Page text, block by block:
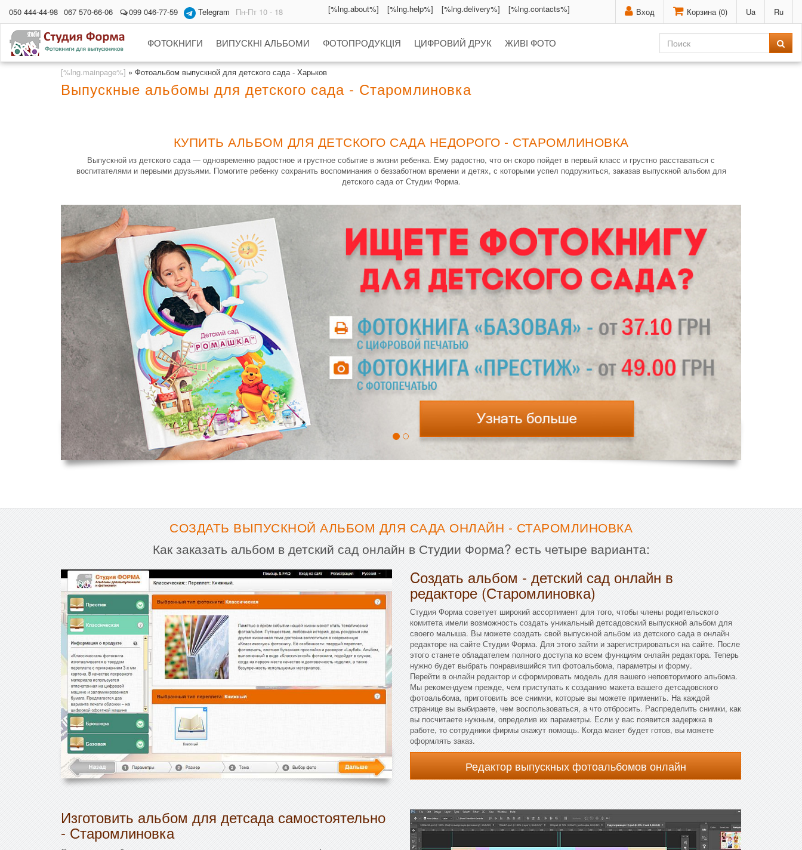
Вход Корзина (0) Ua Ru
050 444-44-98 067 570-66-06 099 046-77-59 Telegram Пн-Пт 10 - 18 [%lng.about%] [%lng.help%] [%lng.delivery%] [%lng.contacts%]
ФОТОКНИГИ ВИПУСКНІ АЛЬБОМИ ФОТОПРОДУКЦІЯ ЦИФРОВИЙ ДРУК ЖИВІ ФОТО
[%lng.mainpage%] » Фотоальбом выпускной для детского сада - Харьков
Выпускные альбомы для детского сада - Старомлиновка
КУПИТЬ АЛЬБОМ ДЛЯ ДЕТСКОГО САДА НЕДОРОГО - СТАРОМЛИНОВКА
Выпускной из детского сада — одновременно радостное и грустное событие в жизни ребенка. Ему радостно, что он скоро пойдет в первый класс и грустно расставаться с
воспитателями и первыми друзьями. Помогите ребенку сохранить воспоминания о беззаботном времени и детях, с которыми успел подружиться, заказав выпускной альбом для
детского сада от Студии Форма.
СОЗДАТЬ ВЫПУСКНОЙ АЛЬБОМ ДЛЯ САДА ОНЛАЙН - СТАРОМЛИНОВКА
Как заказать альбом в детский сад онлайн в Студии Форма? есть четыре варианта:
Cоздать альбом - детский сад онлайн в
редакторе (Старомлиновка)
Студия Форма советует широкий ассортимент для того, чтобы члены родительского
комитета имели возможность создать уникальный детсадовский выпускной альбом для
своего малыша. Вы можете создать свой выпускной альбом из детского сада в онлайн
редакторе на сайте Студии Форма. Для этого зайти и зарегистрироваться на сайте. После
этого станете обладателем полного доступа ко всем функциям онлайн редактора. Теперь
нужно будет выбрать понравившийся тип фотоальбома, параметры и форму.
Перейти в онлайн редактор и сформировать модель для вашего неповторимого альбома.
Мы рекомендуем прежде, чем приступать к созданию макета вашего детсадовского
фотоальбома, приготовить все снимки, которые вы можете применить. На каждой
странице вы выбираете, чем воспользоваться, а что отбросить. Распределить снимки, как
вы посчитаете нужным, определив их параметры. Если у вас появится задержка в
работе, то сотрудники фирмы окажут помощь. Когда макет будет готов, вы можете
оформлять заказ.
Редактор выпускных фотоальбомов онлайн
Изготовить альбом для детсада самостоятельно
- Старомлиновка